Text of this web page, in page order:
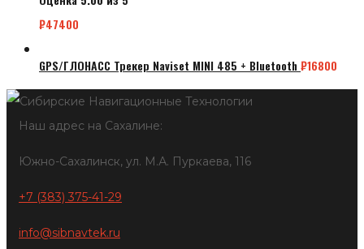
₽47400
GPS/ГЛОНАСС Трекер Naviset MINI 485 + Bluetooth ₽16800
Наш адрес на Сахалине:
Южно-Сахалинск, ул. М.А. Пуркаева, 116
+7 (383) 375-41-29
info@sibnavtek.ru